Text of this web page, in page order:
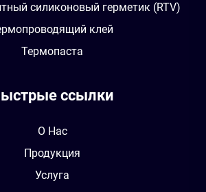
силиконовый герметик (RTV)
клей
Термопаста
ссылки
О Нас
Продукция
Услуга